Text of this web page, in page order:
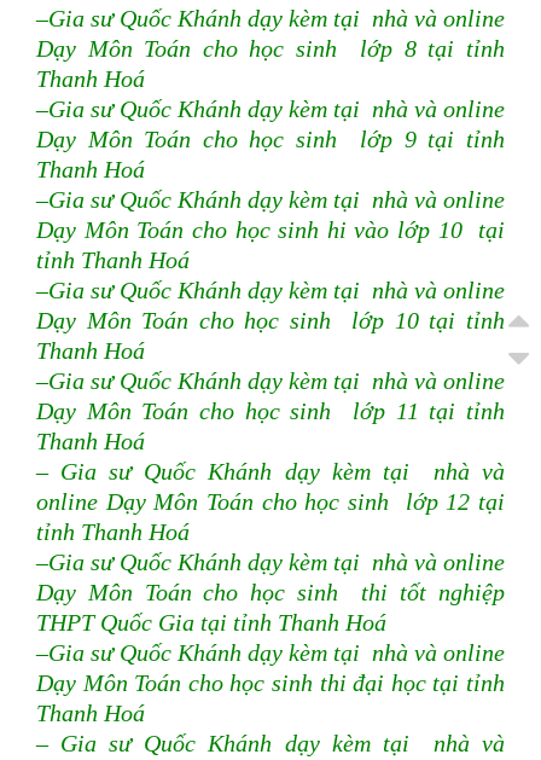
–Gia sư Quốc Khánh dạy kèm tại nhà và online
Dạy Môn Toán cho học sinh lớp 8 tại tỉnh
Thanh Hoá
–Gia sư Quốc Khánh dạy kèm tại nhà và online
Dạy Môn Toán cho học sinh lớp 9 tại tỉnh
Thanh Hoá
–Gia sư Quốc Khánh dạy kèm tại nhà và online
Dạy Môn Toán cho học sinh hi vào lớp 10 tại
tỉnh Thanh Hoá
–Gia sư Quốc Khánh dạy kèm tại nhà và online
Dạy Môn Toán cho học sinh lớp 10 tại tỉnh
Thanh Hoá
–Gia sư Quốc Khánh dạy kèm tại nhà và online
Dạy Môn Toán cho học sinh lớp 11 tại tỉnh
Thanh Hoá
– Gia sư Quốc Khánh dạy kèm tại nhà và
online Dạy Môn Toán cho học sinh lớp 12 tại
tỉnh Thanh Hoá
–Gia sư Quốc Khánh dạy kèm tại nhà và online
Dạy Môn Toán cho học sinh thi tốt nghiệp
THPT Quốc Gia tại tỉnh Thanh Hoá
–Gia sư Quốc Khánh dạy kèm tại nhà và online
Dạy Môn Toán cho học sinh thi đại học tại tỉnh
Thanh Hoá
– Gia sư Quốc Khánh dạy kèm tại nhà và